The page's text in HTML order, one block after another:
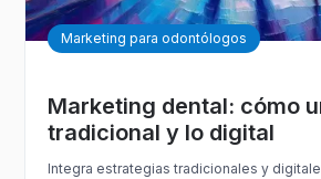
Marketing para odontólogos
Marketing dental: cómo
tradicional y lo digital
Integra estrategias tradicionales y